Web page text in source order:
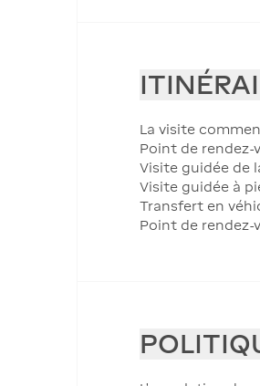
La visite
Point de rendez-
Visite guidée de
Visite guidée à
Transfert en
Point de rendez-